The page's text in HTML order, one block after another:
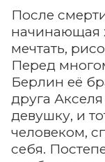
После
начинающая
мечтать,
Перед
Берлин её
друга
девушку, и
человеком,
себя.